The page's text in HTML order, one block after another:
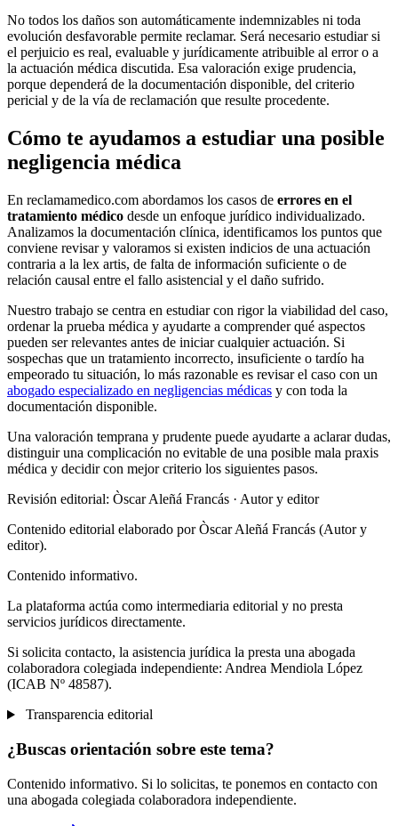
No todos los daños son automáticamente indemnizables ni toda
evolución desfavorable permite reclamar. Será necesario estudiar si
el perjuicio es real, evaluable y jurídicamente atribuible al error o a
la actuación médica discutida. Esa valoración exige prudencia,
porque dependerá de la documentación disponible, del criterio
pericial y de la vía de reclamación que resulte procedente.
Cómo te ayudamos a estudiar una posible
negligencia médica
En reclamamedico.com abordamos los casos de errores en el
tratamiento médico desde un enfoque jurídico individualizado.
Analizamos la documentación clínica, identificamos los puntos que
conviene revisar y valoramos si existen indicios de una actuación
contraria a la lex artis, de falta de información suficiente o de
relación causal entre el fallo asistencial y el daño sufrido.
Nuestro trabajo se centra en estudiar con rigor la viabilidad del caso,
ordenar la prueba médica y ayudarte a comprender qué aspectos
pueden ser relevantes antes de iniciar cualquier actuación. Si
sospechas que un tratamiento incorrecto, insuficiente o tardío ha
empeorado tu situación, lo más razonable es revisar el caso con un
abogado especializado en negligencias médicas y con toda la
documentación disponible.
Una valoración temprana y prudente puede ayudarte a aclarar dudas,
distinguir una complicación no evitable de una posible mala praxis
médica y decidir con mejor criterio los siguientes pasos.
Revisión editorial: Òscar Aleñá Francás · Autor y editor
Contenido editorial elaborado por Òscar Aleñá Francás (Autor y
editor).
Contenido informativo.
La plataforma actúa como intermediaria editorial y no presta
servicios jurídicos directamente.
Si solicita contacto, la asistencia jurídica la presta una abogada
colaboradora colegiada independiente: Andrea Mendiola López
(ICAB Nº 48587).
Transparencia editorial
¿Buscas orientación sobre este tema?
Contenido informativo. Si lo solicitas, te ponemos en contacto con
una abogada colegiada colaboradora independiente.